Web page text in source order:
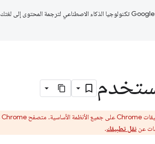
تستخدم Google تكنولوجيا الذكاء الاصطناعي لترجمة المحتوى إلى لغتك
عن نقل تطبيقك.